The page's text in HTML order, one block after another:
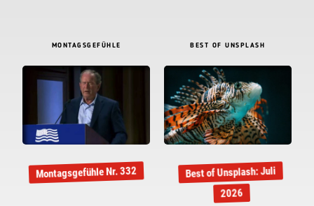
MONTAGSGEFÜHLE
Montagsgefühle Nr. 332
BEST OF UNSPLASH
Best of Unsplash: Juli
2026